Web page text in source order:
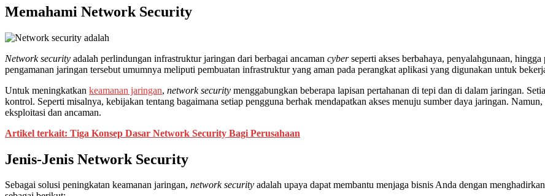
Memahami Network Security
Network security adalah perlindungan infrastruktur jaringan dari berbagai ancaman cyberseperti akses berbahaya, penyalahgunaan,
pengamanan jaringan tersebut umumnya meliputi pembuatan infrastruktur yang aman pada perangkat aplikasi yang digunakan untuk
Untuk meningkatkan keamanan jaringan, network security menggabungkan beberapa lapisan pertahanan di tepi dan di dalam jaringan.
kontrol. Seperti misalnya, kebijakan tentang bagaimana setiap pengguna berhak mendapatkan akses menuju sumber daya jaringan.
eksploitasi dan ancaman.
Artikel terkait: Tiga Konsep Dasar Network Security Bagi Perusahaan
Jenis-Jenis Network Security
Sebagai solusi peningkatan keamanan jaringan, network security adalah upaya dapat membantu menjaga bisnis Anda dengan